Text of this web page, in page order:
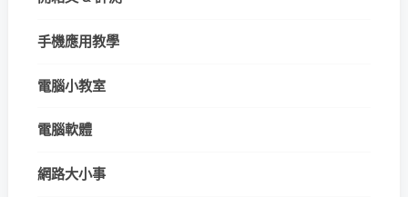
手機應用教學
電腦小教室
電腦軟體
網路大小事